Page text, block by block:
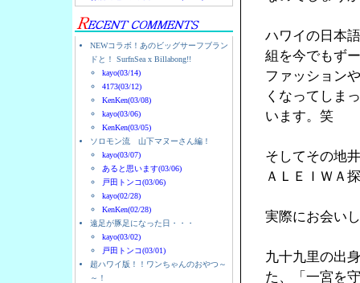
NEWコラボ！あのビッグサーフブラン
ドと！ SurfnSea x Billabong!!
kayo(03/14)
4173(03/12)
KenKen(03/08)
kayo(03/06)
KenKen(03/05)
ソロモン流 山下マヌーさん編！
kayo(03/07)
あると思います(03/06)
戸田トンコ(03/06)
kayo(02/28)
KenKen(02/28)
遠足が豚足になった日・・・
kayo(03/02)
戸田トンコ(03/01)
超ハワイ版！！ワンちゃんのおやつ～
～！
ハワイの日本
組を今でもず
ファッション
くなってしま
います。笑
そしてその地
ＡＬＥＩＷＡ
実際にお会い
九十九里の出
た、「一宮を